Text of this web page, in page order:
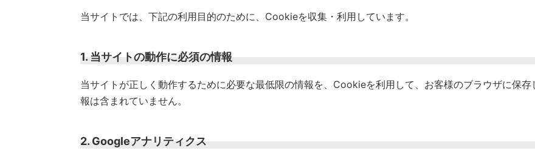
当サイトでは、下記の利用目的のために、Cookieを収集・利用しています。
1. 当サイトの動作に必須の情報
当サイトが正しく動作するために必要な最低限の情報を、Cookieを利用して、お客様のブラウザに保
報は含まれていません。
2. Googleアナリティクス